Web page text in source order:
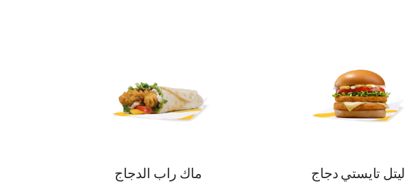
ليتل تايستي دجاج ماك راب الدجاج